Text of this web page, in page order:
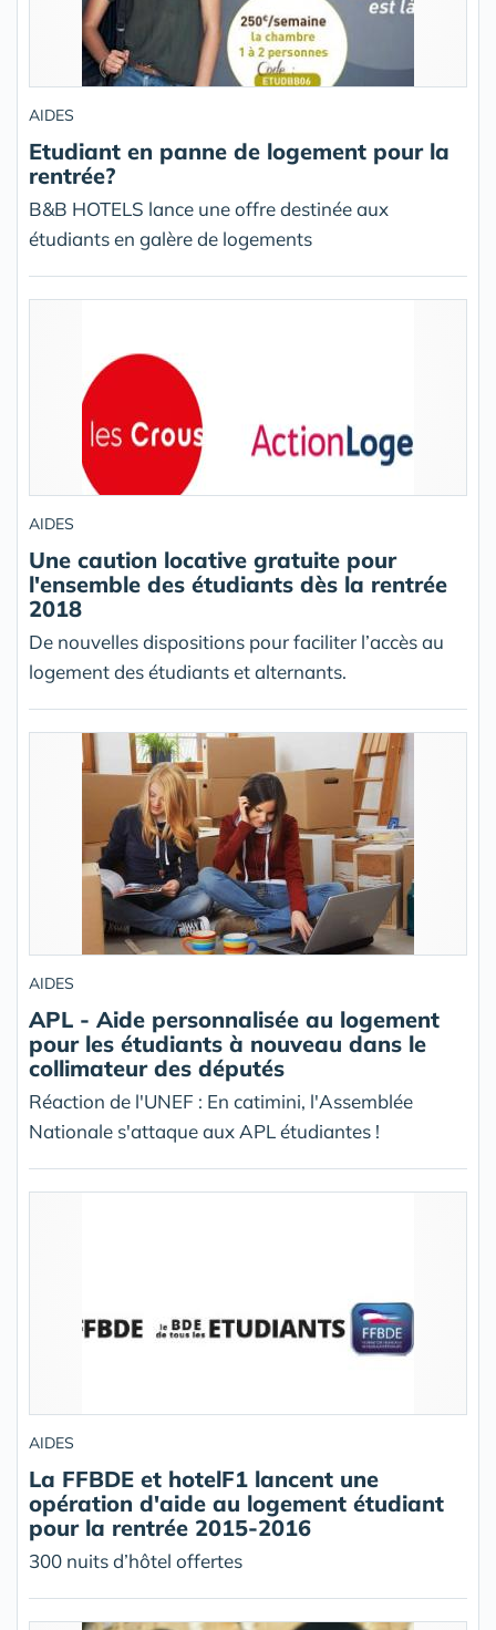
AIDES
Etudiant en panne de logement pour la
rentrée?
B&B HOTELS lance une offre destinée aux
étudiants en galère de logements
AIDES
Une caution locative gratuite pour
l'ensemble des étudiants dès la rentrée
2018
De nouvelles dispositions pour faciliter l’accès au
logement des étudiants et alternants.
AIDES
APL - Aide personnalisée au logement
pour les étudiants à nouveau dans le
collimateur des députés
Réaction de l'UNEF : En catimini, l'Assemblée
Nationale s'attaque aux APL étudiantes !
AIDES
La FFBDE et hotelF1 lancent une
opération d'aide au logement étudiant
pour la rentrée 2015-2016
300 nuits d’hôtel offertes